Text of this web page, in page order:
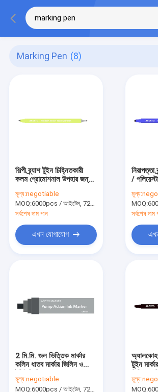
Marking Pen (8)
শিল্পী ব্র্যাশ টুইন চিহ্নিতকারী
কলম প্রোমোশনাল উপহার জন্য
মূল্য:negotiable
MOQ:6000pcs / আইটেম, 720pcs / রঙ
সর্বশেষ দাম পান
এখন যোগাযোগ
নিরাপত্তা
/
মূল্য:
MOQ:
সর্বশেষ দাম
2 মি.মি. জল ভিত্তিক মার্কার
কলিন ধাতব মার্কার জিলিন ও
মূল্য:negotiable
MOQ:6000pcs / আইটেম, 720pcs / রঙ
টুইন
ফাইন
মূল্য:
MOQ: